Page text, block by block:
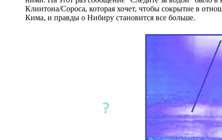
Клинтона/Сороса, которая хочет, чтобы сокрытие в
Кима, и правды о Нибиру становится все больше.